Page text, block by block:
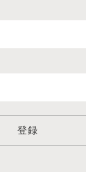
登録